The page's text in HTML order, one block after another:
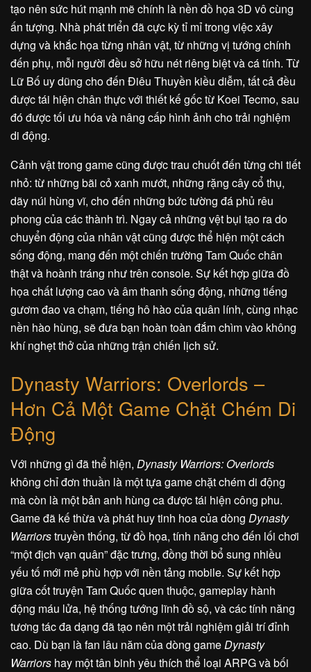
tạo nên sức hút mạnh mẽ chính là nền đồ họa 3D vô cùng
ấn tượng. Nhà phát triển đã cực kỳ tỉ mỉ trong việc xây
dựng và khắc họa từng nhân vật, từ những vị tướng chính
đến phụ, mỗi người đều sở hữu nét riêng biệt và cá tính. Từ
Lữ Bố uy dũng cho đến Điêu Thuyền kiều diễm, tất cả đều
được tái hiện chân thực với thiết kế gốc từ Koei Tecmo, sau
đó được tối ưu hóa và nâng cấp hình ảnh cho trải nghiệm
di động.
Cảnh vật trong game cũng được trau chuốt đến từng chi tiết
nhỏ: từ những bãi cỏ xanh mướt, những rặng cây cổ thụ,
dãy núi hùng vĩ, cho đến những bức tường đá phủ rêu
phong của các thành trì. Ngay cả những vệt bụi tạo ra do
chuyển động của nhân vật cũng được thể hiện một cách
sống động, mang đến một chiến trường Tam Quốc chân
thật và hoành tráng như trên console. Sự kết hợp giữa đồ
họa chất lượng cao và âm thanh sống động, những tiếng
gươm đao va chạm, tiếng hô hào của quân lính, cùng nhạc
nền hào hùng, sẽ đưa bạn hoàn toàn đắm chìm vào không
khí nghẹt thở của những trận chiến lịch sử.
Dynasty Warriors: Overlords –
Hơn Cả Một Game Chặt Chém Di
Động
Với những gì đã thể hiện, Dynasty Warriors: Overlords
không chỉ đơn thuần là một tựa game chặt chém di động
mà còn là một bản anh hùng ca được tái hiện công phu.
Game đã kế thừa và phát huy tinh hoa của dòng Dynasty
Warriorstruyền thống, từ đồ họa, tính năng cho đến lối chơi
“một địch vạn quân” đặc trưng, đồng thời bổ sung nhiều
yếu tố mới mẻ phù hợp với nền tảng mobile. Sự kết hợp
giữa cốt truyện Tam Quốc quen thuộc, gameplay hành
động máu lửa, hệ thống tướng lĩnh đồ sộ, và các tính năng
tương tác đa dạng đã tạo nên một trải nghiệm giải trí đỉnh
cao. Dù bạn là fan lâu năm của dòng gameDynasty
Warriors hay một tân binh yêu thích thể loại ARPG và bối